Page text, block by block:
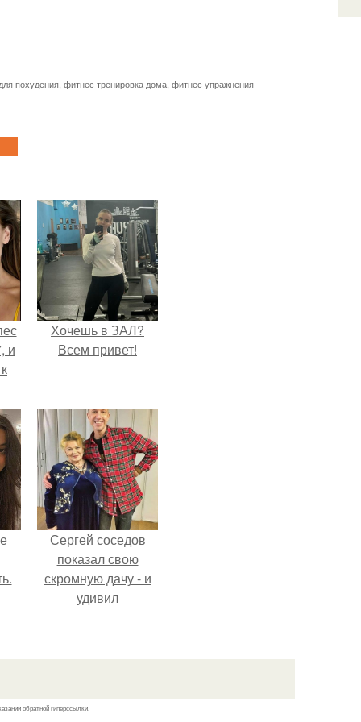
похудения фитнес тренировка дома фитнес упражнения
и
Хочешь в ЗАЛ?
Всем привет!
Сергей соседов
показал свою
скромную дачу - и
удивил
обратной гиперссылки.